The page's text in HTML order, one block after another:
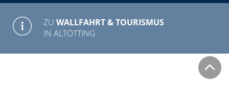
ZU WALLFAHRT & TOURISMUS
IN ALTÖTTING